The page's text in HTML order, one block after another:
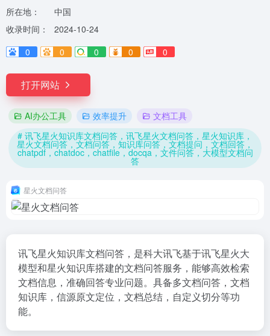
所在地：
中国
收录时间：
2024-10-24
0
0 0 0 0
打开网站
AI办公工具 效率提升
文档工具
# 讯飞星火知识库文档问答，讯飞星火文档问答，星火知识库，
星火文档问答，文档问答，知识库问答，文档提问，文档回答，
chatpdf，chatdoc，chatfile，docqa，文件问答，大模型文档问
答
星火文档问答
讯飞星火知识库文档问答，是科大讯飞基于讯飞星火大
模型和星火知识库搭建的文档问答服务，能够高效检索
文档信息，准确回答专业问题。具备多文档问答，文档
知识库，信源原文定位，文档总结，自定义切分等功
能。